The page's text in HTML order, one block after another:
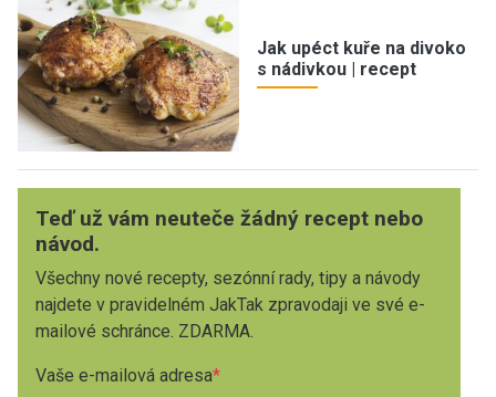
Jak upéct kuře na divoko
s nádivkou | recept
Teď už vám neuteče žádný recept nebo
návod.
Všechny nové recepty, sezónní rady, tipy a návody
najdete v pravidelném JakTak zpravodaji ve své e-
mailové schránce. ZDARMA.
Vaše e-mailová adresa